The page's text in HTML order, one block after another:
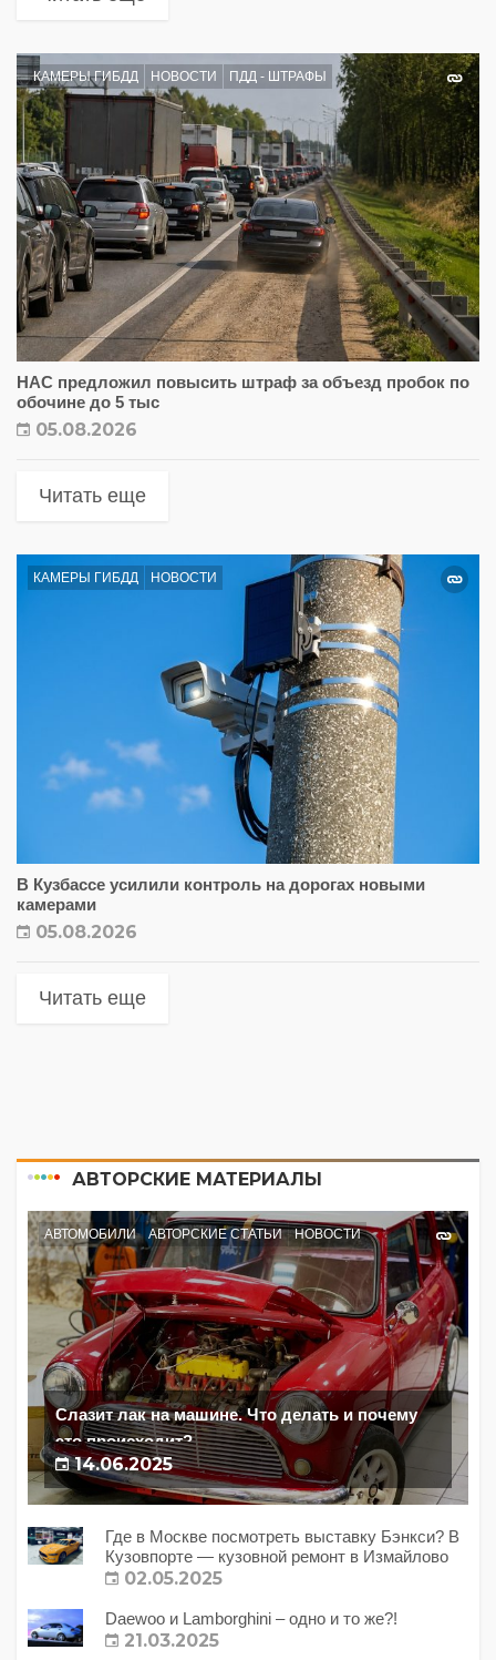
КАМЕРЫ ГИБДД НОВОСТИ ПДД - ШТРАФЫ
НАС предложил повысить штраф за объезд пробок по
обочине до 5 тыс
05.08.2026
Читать еще
КАМЕРЫ ГИБДД НОВОСТИ
В Кузбассе усилили контроль на дорогах новыми
камерами
05.08.2026
Читать еще
АВТОРСКИЕ МАТЕРИАЛЫ
АВТОМОБИЛИ АВТОРСКИЕ СТАТЬИ НОВОСТИ
Слазит лак на машине. Что делать и почему
это происходит?
14.06.2025
Где в Москве посмотреть выставку Бэнкси? В
Кузовпорте — кузовной ремонт в Измайлово
02.05.2025
Daewoo и Lamborghini – одно и то же?!
21.03.2025